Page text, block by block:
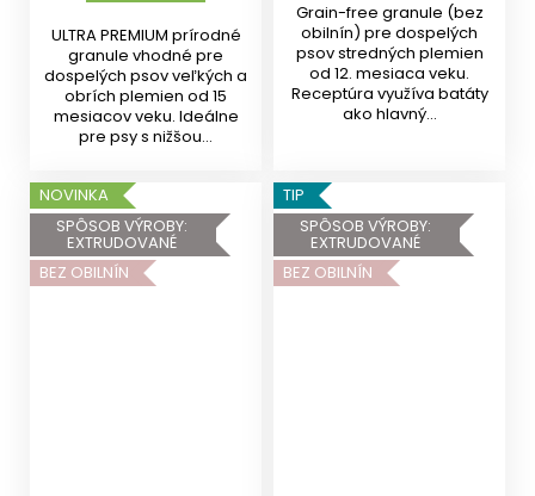
ULTRA PREMIUM prírodné
granule vhodné pre
dospelých psov veľkých a
obrích plemien od 15
mesiacov veku. Ideálne
pre psy s nižšou...
Grain-free granule (bez
obilnín) pre dospelých
psov stredných plemien
od 12. mesiaca veku.
Receptúra využíva batáty
ako hlavný...
NOVINKA
SPÔSOB VÝROBY:
EXTRUDOVANÉ
BEZ OBILNÍN
TIP
SPÔSOB VÝROBY:
EXTRUDOVANÉ
BEZ OBILNÍN